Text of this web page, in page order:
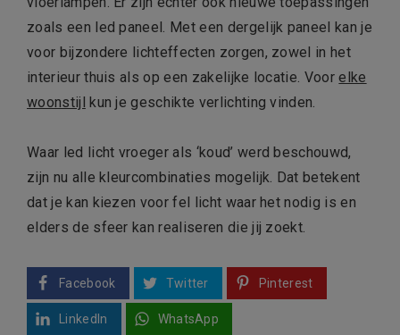
zoals een led paneel. Met een dergelijk paneel kan je
voor bijzondere lichteffecten zorgen, zowel in het
interieur thuis als op een zakelijke locatie. Voorelke
woonstijl kun je geschikte verlichting vinden.
Waar led licht vroeger als ‘koud’ werd beschouwd,
zijn nu alle kleurcombinaties mogelijk. Dat betekent
dat je kan kiezen voor fel licht waar het nodig is en
elders de sfeer kan realiseren die jij zoekt.
Facebook Twitter Pinterest
LinkedIn WhatsApp